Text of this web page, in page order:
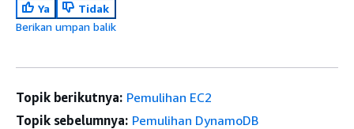
Ya
Tidak
Berikan umpan balik
Topik berikutnya: Pemulihan EC2
Topik sebelumnya: Pemulihan DynamoDB